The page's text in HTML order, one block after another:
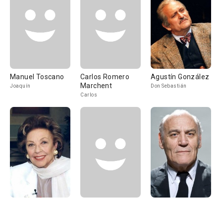
Manuel Toscano
Joaquín
Carlos Romero
Marchent
Carlos
Agustín González
Don Sebastián